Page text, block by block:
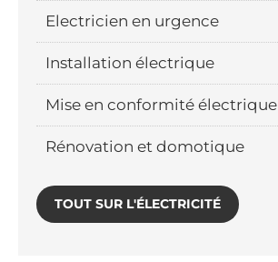
Electricien en urgence
Installation électrique
Mise en conformité électrique
Rénovation et domotique
TOUT SUR L'ÉLECTRICITÉ